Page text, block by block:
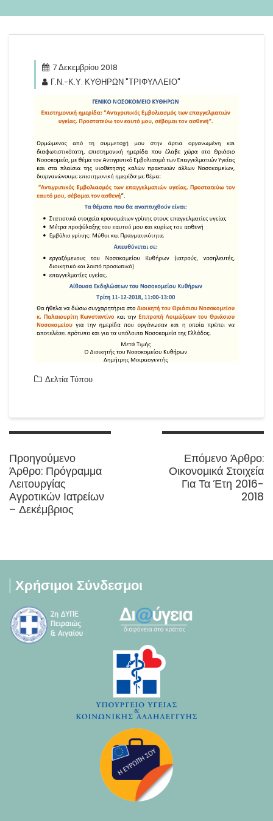
7 Δεκεμβρίου 2018
Γ.Ν.-Κ.Υ. ΚΥΘΗΡΩΝ "ΤΡΙΦΥΛΛΕΙΟ"
Δελτία Τύπου
Πλοήγηση
άρθρων
Προηγούμενο
Άρθρο: Previous
post:
Πρόγραμμα
Λειτουργίας
Αγροτικών Ιατρείων
– Δεκέμβριος
Επόμενο Άρθρο:
Οικονομικά Στοιχεία
Για Τα Έτη 2016-
2018
Χρήσιμοι Σύνδεσμοι